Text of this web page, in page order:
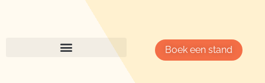
Boek een stand